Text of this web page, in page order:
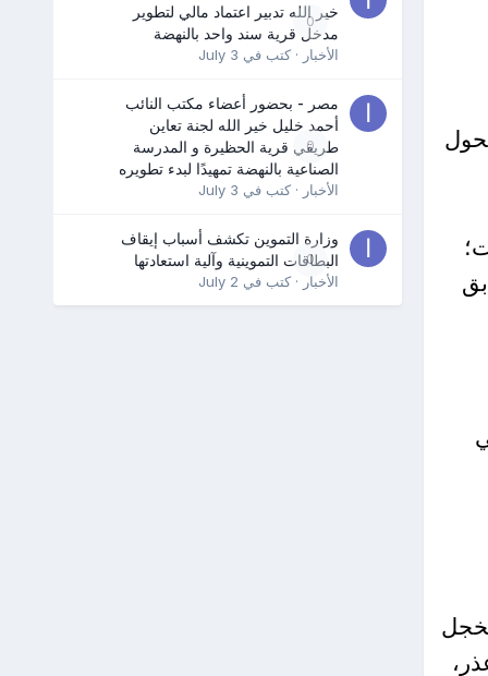
عامي 2004 و2005، قد تحول
0
خير الله تدبير اعتماد مالي لتطوير
مدخل قرية سند واحد بالنهضة
الأخبار · كتب في July 3
0
مصر - بحضور أعضاء مكتب النائب
أحمد خليل خير الله لجنة تعاين
طريقي قرية الحظيرة و المدرسة
الصناعية بالنهضة تمهيدًا لبدء تطويره
الأخبار · كتب في July 3
0
وزارة التموين تكشف أسباب إيقاف
البطاقات التموينية وآلية استعادتها
الأخبار · كتب في July 2